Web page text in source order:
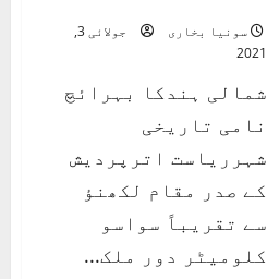
سونیا بخاری
جولائی 3,
2021
شمالی ہندکا بہرائچ
نامی تاریخی
شہرریاست اترپردیش
کے صدر مقام لکھنؤ
سے تقریباً سواسو
کلومیٹر دور ملک...